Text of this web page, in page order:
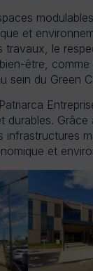
et
le
être,
sein du Green
durables.
infrastructures
et